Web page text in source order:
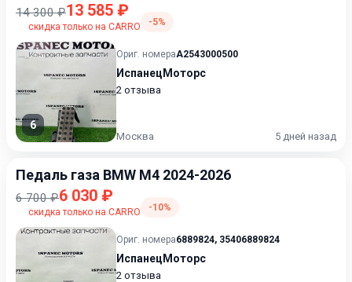
14 300 ₽13 585 ₽
скидка только на CARRO -5%
6
Ориг. номераA2543000500
ИспанецМоторс
2 отзыва
Москва 5 дней назад
Педаль газа BMW M4 2024-2026
6 700 ₽6 030 ₽
скидка только на CARRO -10%
Ориг. номера6889824, 35406889824
ИспанецМоторс
2 отзыва